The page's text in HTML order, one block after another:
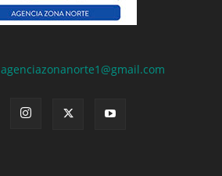
agenciazonanorte1@gmail.com